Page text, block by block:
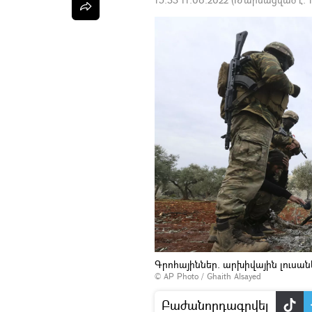
Գրոհայիններ. արխիվային
© AP Photo / Ghaith Alsayed
Բաժանորդագրվել